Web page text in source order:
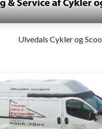
Ulvedals Cykler og